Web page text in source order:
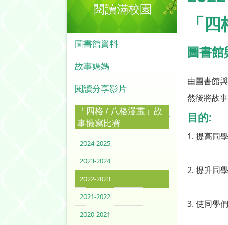
「
圖書
由圖書館
然後將故
目的:
1. 提高同
2. 提升同
3. 使同學
閱讀滿校園
圖書館資料
故事媽媽
閱讀分享影片
「四格 / 八格漫畫」故
事撮寫比賽
2024-2025
2023-2024
2022-2023
2021-2022
2020-2021